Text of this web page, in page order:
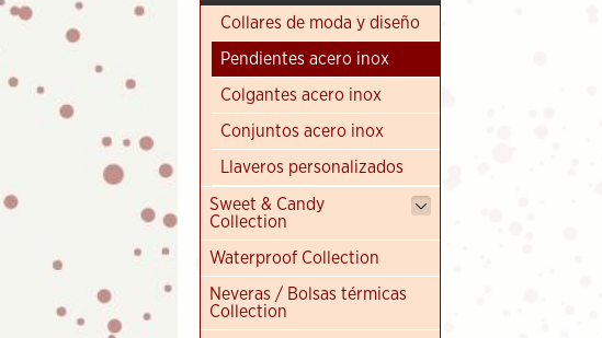
Collares de moda y diseño
Pendientes acero inox
Colgantes acero inox
Conjuntos acero inox
Llaveros personalizados
Sweet & Candy
Collection
Waterproof Collection
Neveras / Bolsas térmicas
Collection